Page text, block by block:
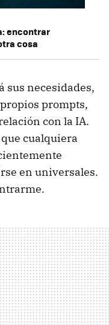
encontrar
cosa
sus necesidades,
prompts,
con la IA.
cualquiera
en universales.